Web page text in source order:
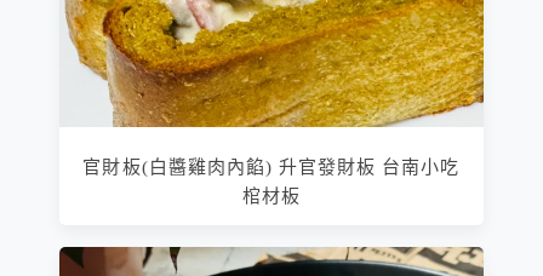
官財板(白醬雞肉內餡) 升官發財板 台南小吃
棺材板